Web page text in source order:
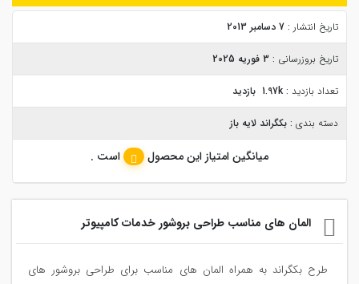
تاریخ انتشار : 7 دسامبر 2013
تاریخ بروزرسانی : 3 فوریه 2025
تعداد بازدید : 1.97k بازدید
دسته بندی : بکگراند لایه باز
میانگین امتیاز این محصول است .
المان های مناسب طراحی بروشور خدمات کامپیوتر
طرح بکگراند به همراه المان های مناسب برای طراحی بروشور های